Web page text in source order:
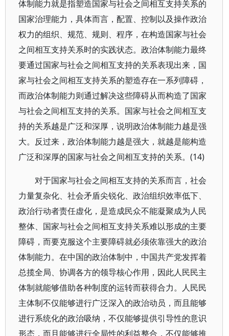
体制能力就是指塑造国家与社会之间相互支持关系的
国家治理能力，具体而言，配置、控制以及操作政治
权力的组织、规范、规则、程序，在构造国家与社会
之间相互支持关系时的实践状态。政治体制能力最终
要通过国家与社会之间相互支持的关系表现出来，国
家与社会之间相互支持关系的塑造存在一系列障碍，
而政治体制能力则通过解决这些障碍从而构造了国家
与社会之间相互支持的关系。国家与社会之间相互支
持的关系越是广泛和深厚，说明政治体制能力越是强
大。反过来，政治体制能力越是强大，就越是能构造
广泛和深厚的国家与社会之间相互支持的关系。(14)
对于国家与社会之间相互支持的关系而言，社会
力量复杂化、社会矛盾尖锐化、政治组织效率低下、
政治行动者责任虚化，是造成民众不能凝聚成为人民
整体、国家与社会之间相互支持关系难以形成的主要
障碍，而要克服这个主要障碍就必须依靠强大的政治
体制能力。在中国的政治体制中，中国共产党发挥着
总揽全局、协调各方的领导核心作用，因此人民民主
体制就能够借助各种制度的运转而获得合力。人民民
主体制不仅能够进行广泛深入的政治动员，而且能够
进行系统化的政治吸纳，不仅能够提供引导性的意识
形态，而且能够进行全局性的利益整合，不仅能够推